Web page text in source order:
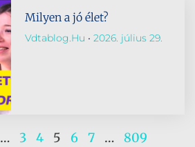
Milyen a jó élet?
Vdtablog.hu 2026. július 29.
… 3 4 5 6 7 …
809